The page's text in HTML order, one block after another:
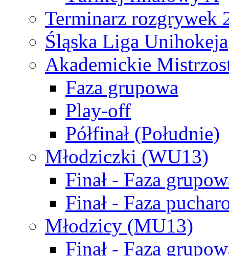
Terminarz rozgrywek
Śląska Liga Unihokeja
Akademickie
Faza grupowa
Play-off
Półfinał (Południe)
Młodziczki (WU13)
Finał - Faza
Finał - Faza
Młodzicy (MU13)
Finał - Faza